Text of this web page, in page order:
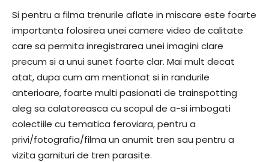
Si pentru a filma trenurile aflate in miscare este foarte
importanta folosirea unei camere video de calitate
care sa permita inregistrarea unei imagini clare
precum si a unui sunet foarte clar. Mai mult decat
atat, dupa cum am mentionat si in randurile
anterioare, foarte multi pasionati de trainspotting
aleg sa calatoreasca cu scopul de a-si imbogati
colectiile cu tematica feroviara, pentru a
privi/fotografia/filma un anumit tren sau pentru a
vizita garnituri de tren parasite.